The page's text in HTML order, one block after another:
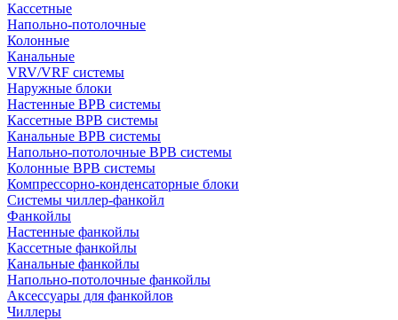
Кассетные
Напольно-потолочные
Колонные
Канальные
VRV/VRF системы
Наружные блоки
Настенные ВРВ системы
Кассетные ВРВ системы
Канальные ВРВ системы
Напольно-потолочные ВРВ системы
Колонные ВРВ системы
Компрессорно-конденсаторные блоки
Системы чиллер-фанкойл
Фанкойлы
Настенные фанкойлы
Кассетные фанкойлы
Канальные фанкойлы
Напольно-потолочные фанкойлы
Аксессуары для фанкойлов
Чиллеры